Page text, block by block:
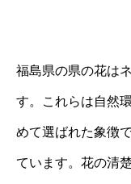
福島県の県の花は
す。これらは自然
めて選ばれた象徴
ています。花の清